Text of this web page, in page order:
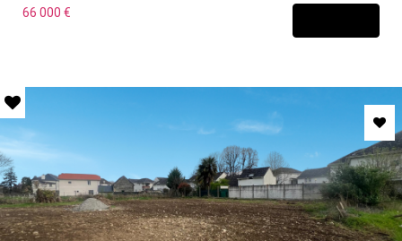
bus. cabinet médical... A visiter sans tarder, belle opportunité !
66 000 €